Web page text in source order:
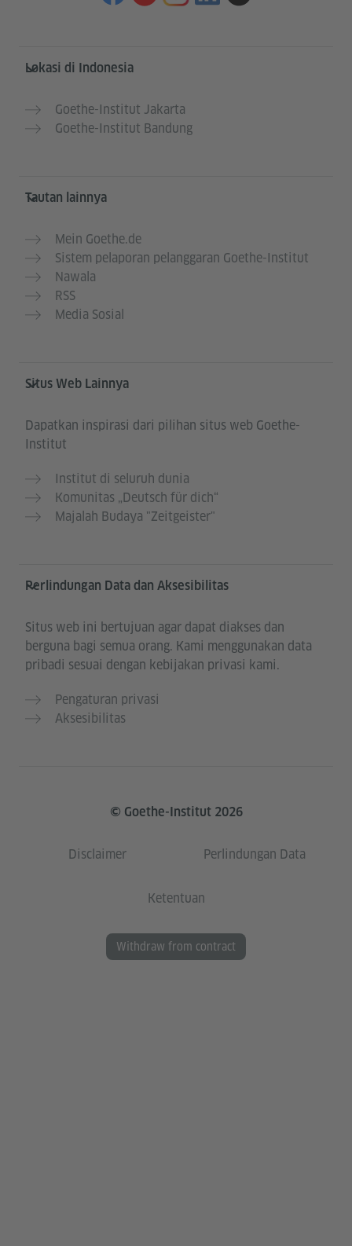
Service- und Informationsbereich
Lokasi di Indonesia
Goethe-Institut Jakarta
Goethe-Institut Bandung
Tautan lainnya
Mein Goethe.de
Sistem pelaporan pelanggaran Goethe-Institut
Nawala
RSS
Media Sosial
Situs Web Lainnya
Dapatkan inspirasi dari pilihan situs web Goethe-
Institut
Institut di seluruh dunia
Komunitas „Deutsch für dich“
Majalah Budaya "Zeitgeister"
Perlindungan Data dan Aksesibilitas
Situs web ini bertujuan agar dapat diakses dan
berguna bagi semua orang. Kami menggunakan data
pribadi sesuai dengan kebijakan privasi kami.
Pengaturan privasi
Aksesibilitas
© Goethe-Institut 2026
Disclaimer Perlindungan Data
Ketentuan
Withdraw from contract